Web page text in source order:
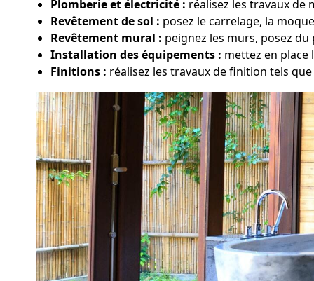
Plomberie et électricité : réalisez les travaux de
Revêtement de sol : posez le carrelage, la
Revêtement mural : peignez les murs, posez
Installation des équipements : mettez en place
Finitions : réalisez les travaux de finition tels